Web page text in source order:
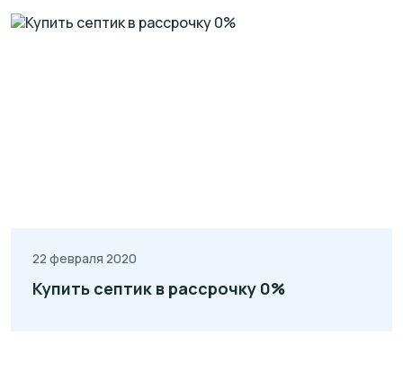
22 февраля 2020
Купить септик в рассрочку 0%